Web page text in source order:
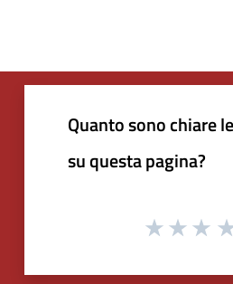
Quanto sono chiare
su questa pagina?